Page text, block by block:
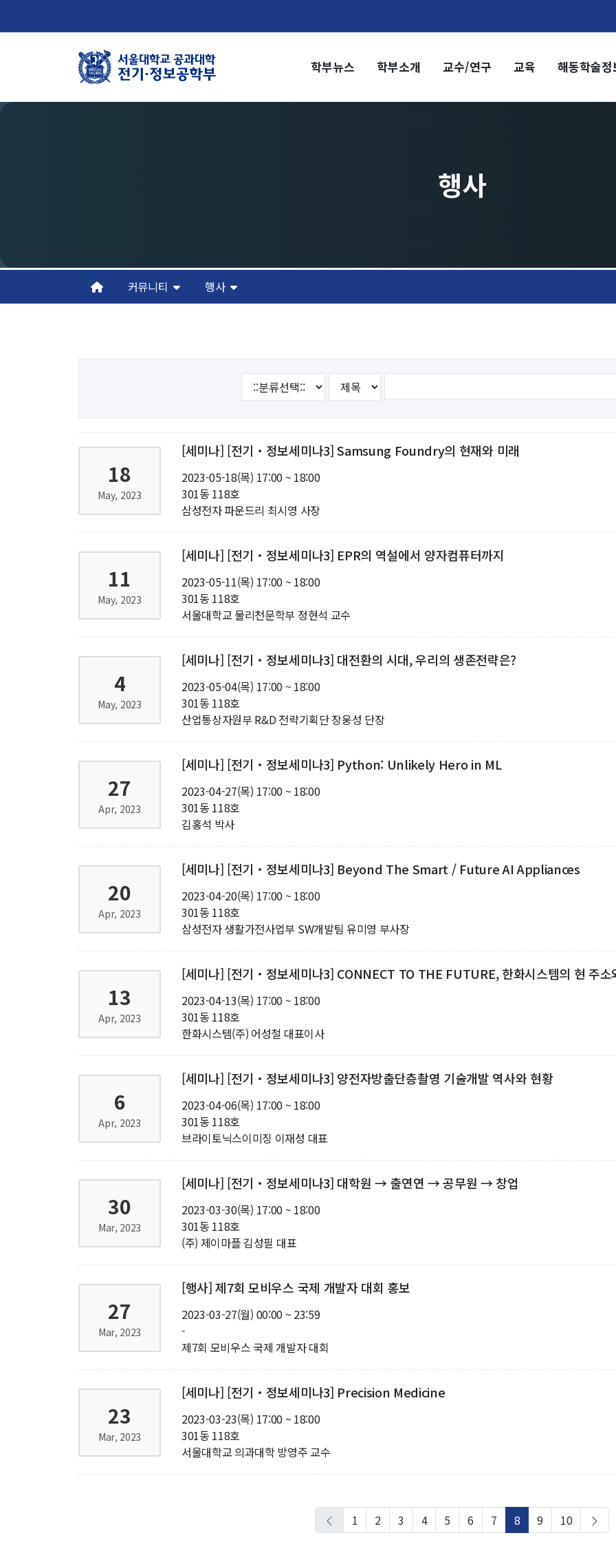
학부뉴스 학부소개 교수/연구 교육 해동학술정
학부뉴스
뉴스
학부소개
학부장 인사말
교수/연구
교수
e-TEC Talks
보유도서
학사
취업ㆍ진로
장학
기타
학부 비전
행사 사진
행사
커뮤니티 행사
18
May, 2023
[세미나] [전기‧정보세미나3] Samsung Foundry의 현재와 미래
2023-05-18(목) 17:00 ~ 18:00
301동 118호
삼성전자 파운드리 최시영 사장
11
May, 2023
[세미나] [전기‧정보세미나3] EPR의 역설에서 양자컴퓨터까지
2023-05-11(목) 17:00 ~ 18:00
301동 118호
서울대학교 물리천문학부 정현석 교수
4
May, 2023
[세미나] [전기‧정보세미나3] 대전환의 시대, 우리의 생존전략은?
2023-05-04(목) 17:00 ~ 18:00
301동 118호
산업통상자원부 R&D 전략기획단 장웅성 단장
27
Apr, 2023
[세미나] [전기‧정보세미나3] Python: Unlikely Hero in ML
2023-04-27(목) 17:00 ~ 18:00
301동 118호
김홍석 박사
20
Apr, 2023
[세미나] [전기‧정보세미나3] Beyond The Smart / Future AI Appliances
2023-04-20(목) 17:00 ~ 18:00
301동 118호
삼성전자 생활가전사업부 SW개발팀 유미영 부사장
13
Apr, 2023
[세미나] [전기‧정보세미나3] CONNECT TO THE FUTURE, 한화시스템의 현 주소
2023-04-13(목) 17:00 ~ 18:00
301동 118호
한화시스템(주) 어성철 대표이사
6
Apr, 2023
[세미나] [전기‧정보세미나3] 양전자방출단층촬영 기술개발 역사와 현황
2023-04-06(목) 17:00 ~ 18:00
301동 118호
브라이토닉스이미징 이재성 대표
30
Mar, 2023
[세미나] [전기‧정보세미나3] 대학원 → 출연연 → 공무원 → 창업
2023-03-30(목) 17:00 ~ 18:00
301동 118호
(주) 제이마플 김성필 대표
27
Mar, 2023
[행사] 제7회 모비우스 국제 개발자 대회 홍보
2023-03-27(월) 00:00 ~ 23:59
-
제7회 모비우스 국제 개발자 대회
23
Mar, 2023
[세미나] [전기‧정보세미나3] Precision Medicine
2023-03-23(목) 17:00 ~ 18:00
301동 118호
서울대학교 의과대학 방영주 교수
1 2 3 4 5 6 7 8 9 10